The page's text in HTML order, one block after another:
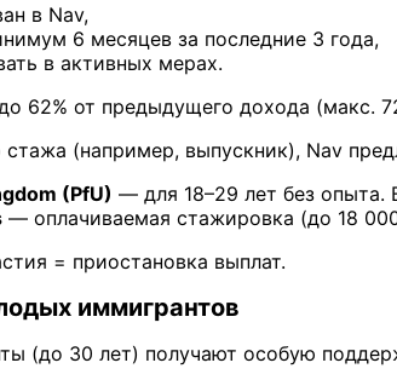
в Nav,
6 месяцев за последние 3 года,
в активных мерах.
62% от предыдущего дохода (макс.
стажа (например, выпускник), Nav
(PfU) — для 18–29 лет без опыта.
— оплачиваемая стажировка (до 18
= приостановка выплат.
иммигрантов
(до 30 лет) получают особую